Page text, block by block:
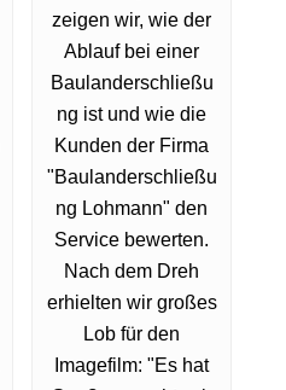
zeigen wir, wie der
Ablauf bei einer
Baulanderschließu
ng ist und wie die
Kunden der Firma
"Baulanderschließu
ng Lohmann" den
Service bewerten.
Nach dem Dreh
erhielten wir großes
Lob für den
Imagefilm: "Es hat